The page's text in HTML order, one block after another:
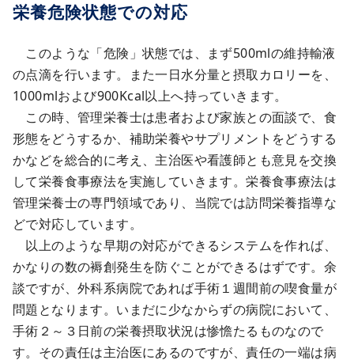
栄養危険状態での対応
このような「危険」状態では、まず500mlの維持輸液
の点滴を行います。また一日水分量と摂取カロリーを、
1000mlおよび900Kcal以上へ持っていきます。
この時、管理栄養士は患者および家族との面談で、食
形態をどうするか、補助栄養やサプリメントをどうする
かなどを総合的に考え、主治医や看護師とも意見を交換
して栄養食事療法を実施していきます。栄養食事療法は
管理栄養士の専門領域であり、当院では訪問栄養指導な
どで対応しています。
以上のような早期の対応ができるシステムを作れば、
かなりの数の褥創発生を防ぐことができるはずです。余
談ですが、外科系病院であれば手術１週間前の喫食量が
問題となります。いまだに少なからずの病院において、
手術２～３日前の栄養摂取状況は惨憺たるものなので
す。その責任は主治医にあるのですが、責任の一端は病